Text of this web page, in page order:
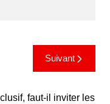
Suivant